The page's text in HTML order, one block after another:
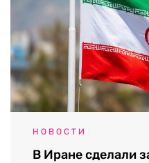
НОВОСТИ
В Иране сделали